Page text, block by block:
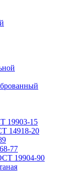
19903-15
14918-20
77
19904-90